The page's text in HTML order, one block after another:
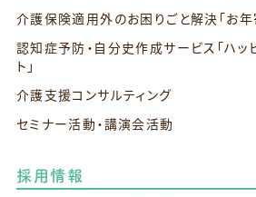
介護保険適用外のお困りごと解決 「お
認知症予防・自分史作成サービス 「ハ
ト」
介護支援コンサルティング
セミナー活動・講演会活動
採用情報